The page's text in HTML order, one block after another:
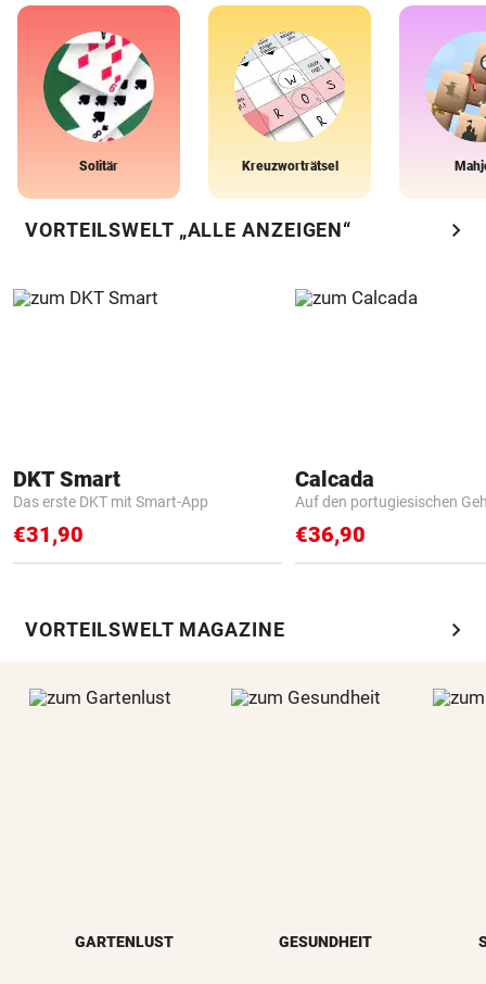
Solitär Kreuzworträtsel
VORTEILSWELT „ALLE ANZEIGEN“ chevron_right
DKT Smart
Das erste DKT mit Smart-App
€31,90
Calcada
Auf den portugiesischen
€36,90
VORTEILSWELT MAGAZINE chevron_right
GARTENLUST GESUNDHEIT